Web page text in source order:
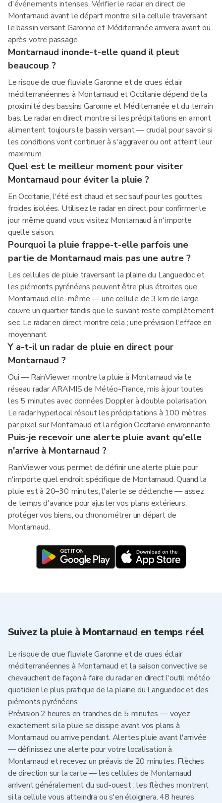
d'événements intenses. Vérifier le radar en direct de
Montarnaud avant le départ montre si la cellule traversant
le bassin versant Garonne et Méditerranée arrivera avant ou
après votre passage.
Montarnaud inonde-t-elle quand il pleut
beaucoup ?
Le risque de crue fluviale Garonne et de crues éclair
méditerranéennes à Montarnaud et Occitanie dépend de la
proximité des bassins Garonne et Méditerranée et du terrain
bas. Le radar en direct montre si les précipitations en amont
alimentent toujours le bassin versant — crucial pour savoir si
les conditions vont continuer à s'aggraver ou ont atteint leur
maximum.
Quel est le meilleur moment pour visiter
Montarnaud pour éviter la pluie ?
En Occitanie, l'été est chaud et sec sauf pour les gouttes
froides isolées. Utilisez le radar en direct pour confirmer le
jour même quand vous visitez Montarnaud à n'importe
quelle saison.
Pourquoi la pluie frappe-t-elle parfois une
partie de Montarnaud mais pas une autre ?
Les cellules de pluie traversant la plaine du Languedoc et
les piémonts pyrénéens peuvent être plus étroites que
Montarnaud elle-même — une cellule de 3 km de large
couvre un quartier tandis que le suivant reste complètement
sec. Le radar en direct montre cela ; une prévision l'efface en
moyennant.
Y a-t-il un radar de pluie en direct pour
Montarnaud ?
Oui — RainViewer montre la pluie à Montarnaud via le
réseau radar ARAMIS de Météo-France, mis à jour toutes
les 5 minutes avec données Doppler à double polarisation.
Le radar hyperlocal résout les précipitations à 100 mètres
par pixel sur Montarnaud et la région Occitanie environnante.
Puis-je recevoir une alerte pluie avant qu'elle
n'arrive à Montarnaud ?
RainViewer vous permet de définir une alerte pluie pour
n'importe quel endroit spécifique de Montarnaud. Quand la
pluie est à 20–30 minutes, l'alerte se déclenche — assez
de temps d'avance pour ajuster vos plans extérieurs,
protéger vos biens, ou chronométrer un départ de
Montarnaud.
Suivez la pluie à Montarnaud en temps réel
Le risque de crue fluviale Garonne et de crues éclair
méditerranéennes à Montarnaud et la saison convective se
chevauchent de façon à faire du radar en direct l'outil météo
quotidien le plus pratique de la plaine du Languedoc et des
piémonts pyrénéens.
Prévision 2 heures en tranches de 5 minutes — voyez
exactement si la pluie se dissipe avant vos plans à
Montarnaud ou arrive pendant. Alertes pluie avant l'arrivée
— définissez une alerte pour votre localisation à
Montarnaud et recevez un préavis de 20 minutes. Flèches
de direction sur la carte — les cellules de Montarnaud
arrivent généralement du sud-ouest ; les flèches montrent
si la cellule vous atteindra ou s'en éloignera. 48 heures